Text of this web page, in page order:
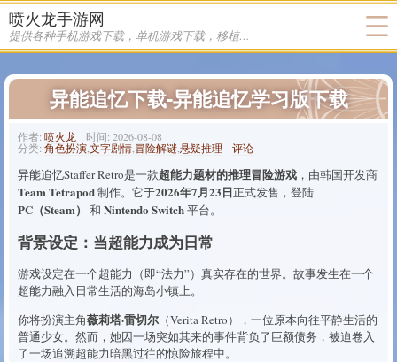
喷火龙手游网
提供各种手机游戏下载，单机游戏下载，移植游戏下载
喷火龙 发布的文章
异能追忆下载-异能追忆学习版下载
作者: 喷火龙 时间: 2026-08-08
分类: 角色扮演文字剧情 冒险解谜悬疑推理 评论
异能追忆Staffer Retro是一款超能力题材的推理冒险游戏 ，由韩国开发商
Team Tetrapod制作。它于2026年7月23日正式发售，登陆
PC（Steam） 和 Nintendo Switch平台。
背景设定：当超能力成为日常
游戏设定在一个超能力（即“法力”）真实存在的世界。故事发生在一个
超能力融入日常生活的海岛小镇上。
你将扮演主角薇莉塔·雷切尔 （Verita Retro），一位原本向往平静生活的
普通少女。然而，她因一场突如其来的事件背负了巨额债务，被迫卷入
了一场追溯超能力暗黑过往的惊险旅程中。